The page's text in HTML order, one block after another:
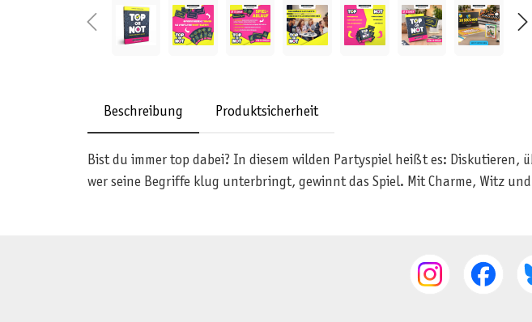
Beschreibung Produktsicherheit
Bist du immer top dabei? In diesem wilden Partyspiel heißt es: Diskutieren,
wer seine Begriffe klug unterbringt, gewinnt das Spiel. Mit Charme, Witz